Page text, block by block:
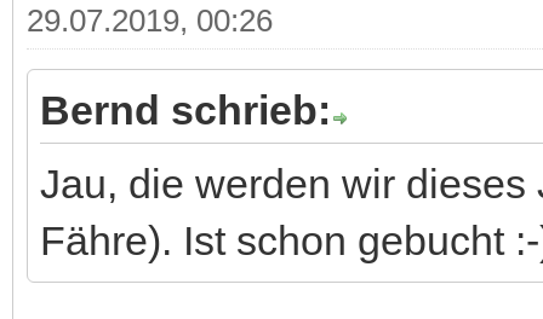
29.07.2019, 00:26
Bernd schrieb:
Jau, die werden wir
Fähre). Ist schon gebucht